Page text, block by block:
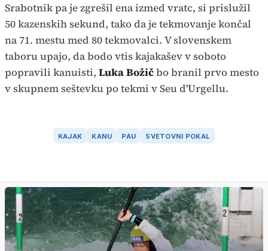
Srabotnik pa je zgrešil ena izmed vratc, si prislužil
50 kazenskih sekund, tako da je tekmovanje končal
na 71. mestu med 80 tekmovalci. V slovenskem
taboru upajo, da bodo vtis kajakašev v soboto
popravili kanuisti, Luka Božičbo branil prvo mesto
v skupnem seštevku po tekmi v Seu d'Urgellu.
KAJAK KANU PAU SVETOVNI POKAL